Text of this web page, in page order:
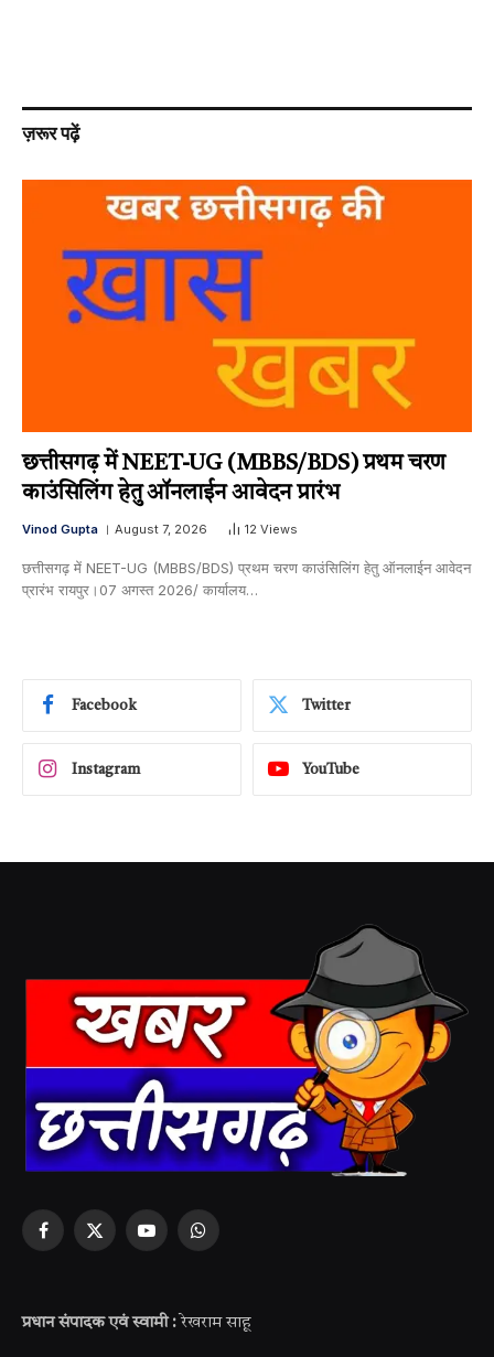
ज़रूर पढ़ें
छत्तीसगढ़ में NEET-UG (MBBS/BDS) प्रथम चरण
काउंसिलिंग हेतु ऑनलाईन आवेदन प्रारंभ
Vinod Gupta August 7, 2026 12 Views
छत्तीसगढ़ में NEET-UG (MBBS/BDS) प्रथम चरण काउंसिलिंग हेतु ऑनलाईन आवेदन
प्रारंभ रायपुर।07 अगस्त 2026/ कार्यालय…
Facebook Twitter
Instagram YouTube
Facebook
X
YouTubeWhatsApp
प्रधान संपादक एवं स्वामी : रेखराम साहू